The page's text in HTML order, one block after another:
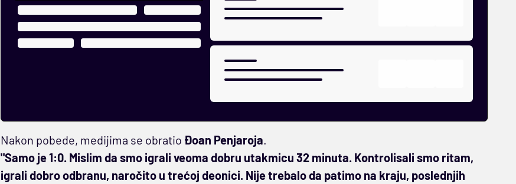
Nakon pobede, medijima se obratio Đoan Penjaroja.
"Samo je 1:0. Mislim da smo igrali veoma dobru utakmicu 32 minuta. Kontrolisali smo ritam,
igrali dobro odbranu, naročito u trećoj deonici. Nije trebalo da patimo na kraju, poslednjih